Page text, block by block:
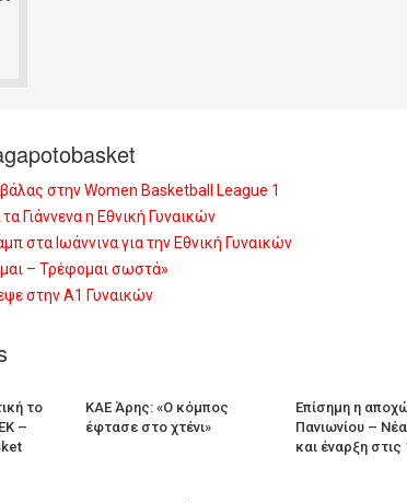
στην Women Basketball League 1
Γιάννενα η Εθνική Γυναικών
στα Ιωάννινα για την Εθνική Γυναικών
– Τρέφομαι σωστά»
στην Α1 Γυναικών
το
–
ΚΑΕ Άρης: «Ο κόμπος
έφτασε στο χτένι»
Επίσημη η
Πανιωνίου –
και έναρξη στις